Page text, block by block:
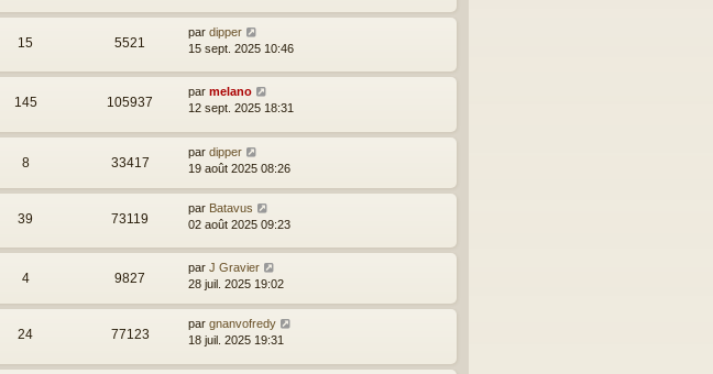
15 5521
par dipper
15 sept. 2025 10:46
145 105937
par melano
12 sept. 2025 18:31
8 33417
par dipper
19 août 2025 08:26
39 73119
par Batavus
02 août 2025 09:23
4 9827
par J Gravier
28 juil. 2025 19:02
24 77123
par gnanvofredy
18 juil. 2025 19:31